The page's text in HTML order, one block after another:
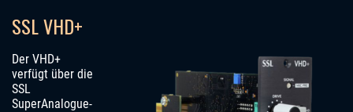
SSL VHD+
Der VHD+
verfügt über die
SSL
SuperAnalogue-